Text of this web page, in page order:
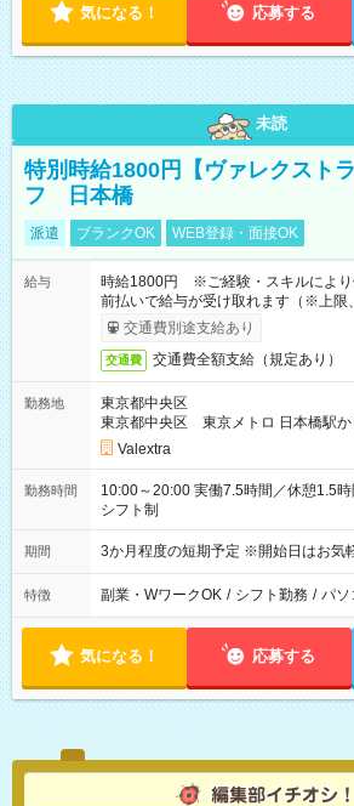
気になる！ 応募する
未読
特別時給1800円【ヴァレクスト
フ 日本橋
派遣 ブランクOK WEB登録・面接OK
給与
時給1800円 ※ご経験・スキルにより
前払いで給与が受け取れます（※上限
交通費別途支給あり
交通費 交通費全額支給（規定あり）
勤務地
東京都中央区
東京都中央区 東京メトロ 日本橋駅か
Valextra
勤務時間
10:00～20:00 実働7.5時間／休憩1.5時間 営業時間に合わせた
シフト制
期間 3か月程度の短期予定 ※開始日はお気
特徴 副業・WワークOK / シフト勤務 / パソ
気になる！ 応募する